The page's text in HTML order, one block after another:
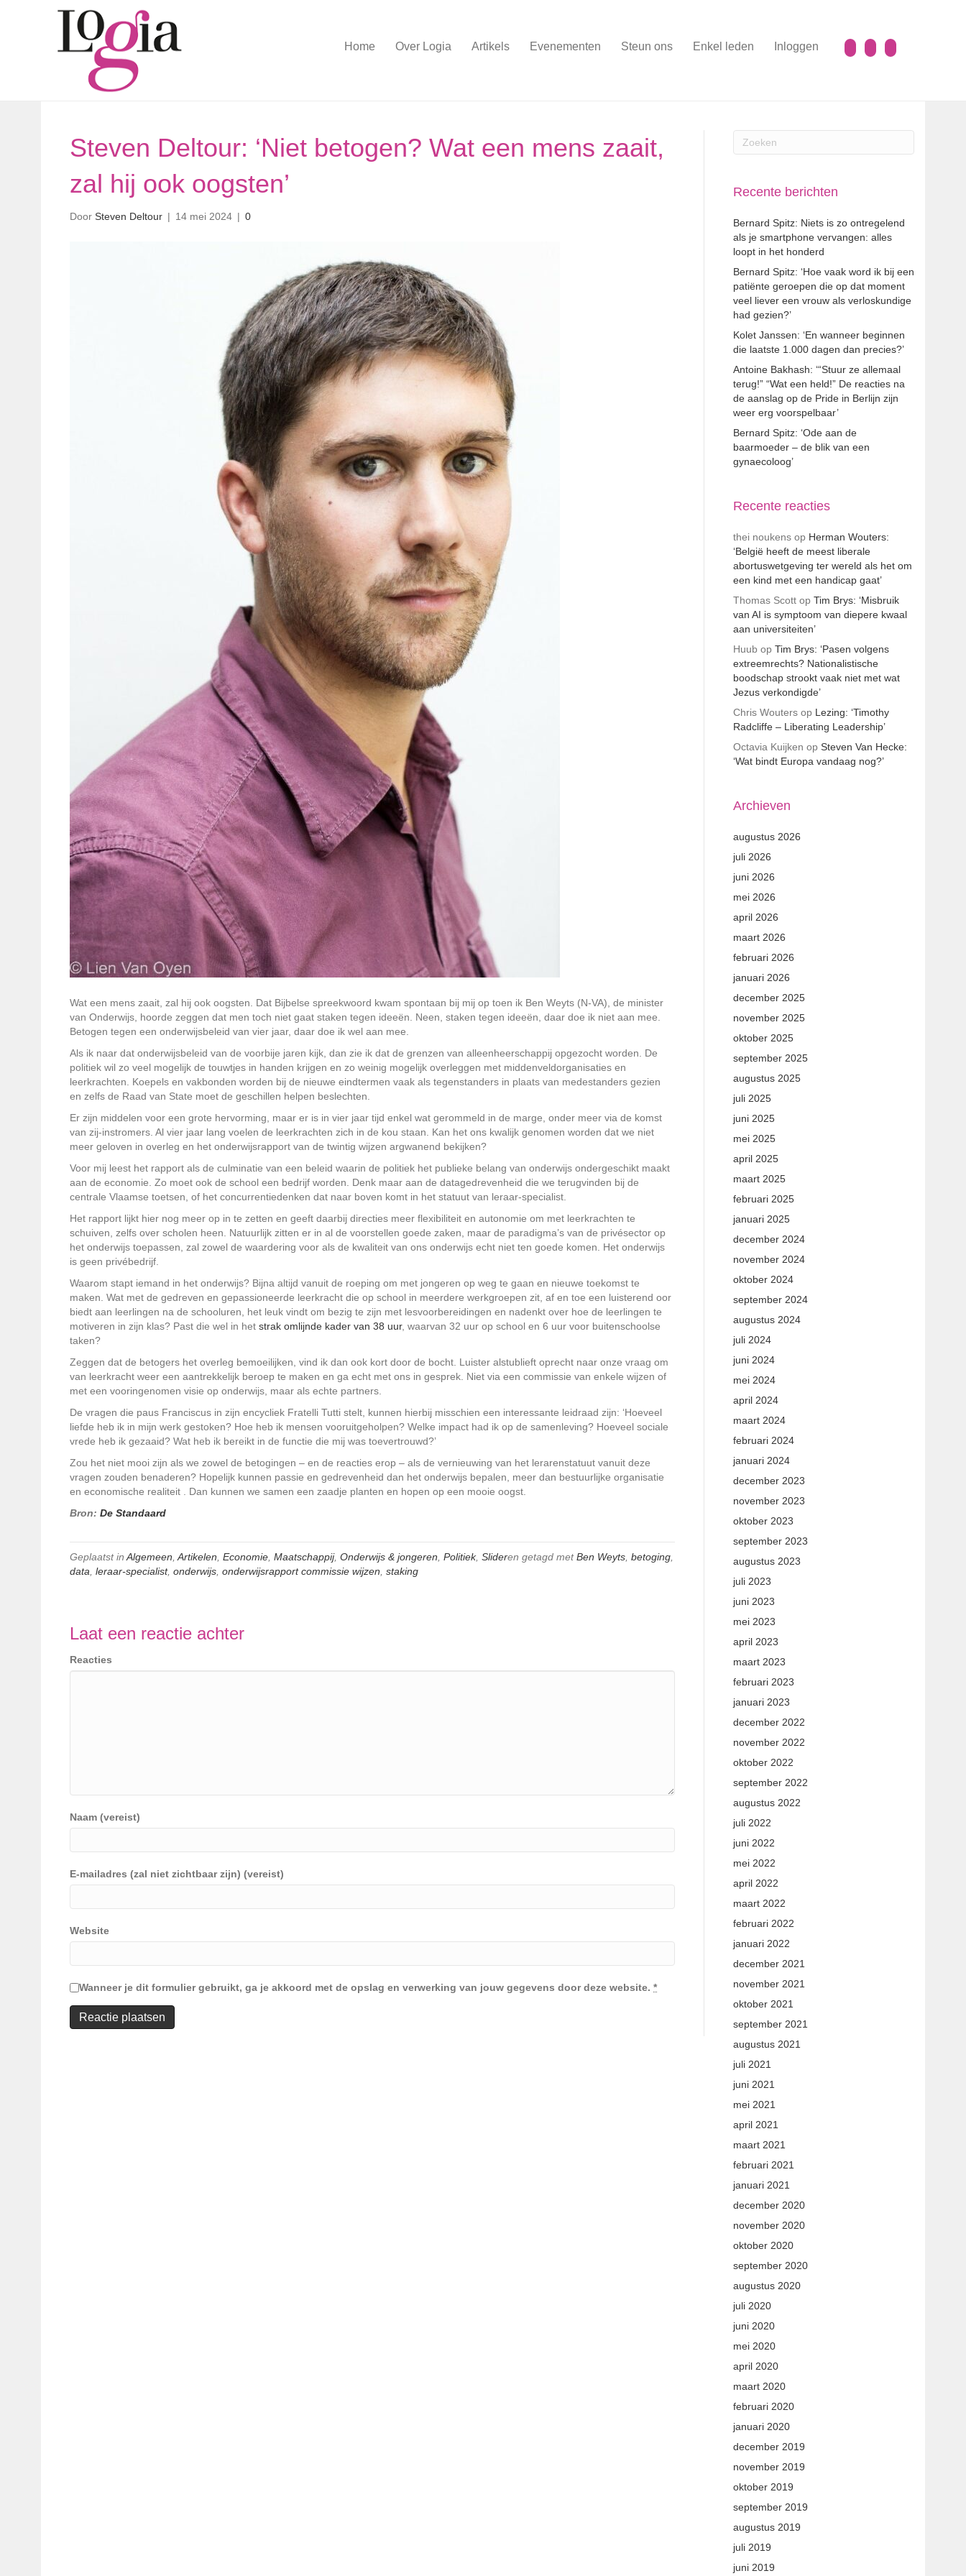
Home Over Logia Artikels Evenementen Steun ons Enkel leden Inloggen
Steven Deltour: ‘Niet betogen? Wat een mens zaait,
zal hij ook oogsten’
Door Steven Deltour | 14 mei 2024 | 0
Wat een mens zaait, zal hij ook oogsten. Dat Bijbelse spreekwoord kwam spontaan bij mij op toen ik Ben Weyts (N-VA), de minister
van Onderwijs, hoorde zeggen dat men toch niet gaat staken tegen ideeën. Neen, staken tegen ideeën, daar doe ik niet aan mee.
Betogen tegen een onderwijsbeleid van vier jaar, daar doe ik wel aan mee.
Als ik naar dat onderwijsbeleid van de voorbije jaren kijk, dan zie ik dat de grenzen van alleenheerschappij opgezocht worden. De
politiek wil zo veel mogelijk de touwtjes in handen krijgen en zo weinig mogelijk overleggen met middenveldorganisaties en
leerkrachten. Koepels en vakbonden worden bij de nieuwe eindtermen vaak als tegenstanders in plaats van medestanders gezien
en zelfs de Raad van State moet de geschillen helpen beslechten.
Er zijn middelen voor een grote hervorming, maar er is in vier jaar tijd enkel wat gerommeld in de marge, onder meer via de komst
van zij-instromers. Al vier jaar lang voelen de leerkrachten zich in de kou staan. Kan het ons kwalijk genomen worden dat we niet
meer geloven in overleg en het onderwijsrapport van de twintig wijzen argwanend bekijken?
Voor mij leest het rapport als de culminatie van een beleid waarin de politiek het publieke belang van onderwijs ondergeschikt maakt
aan de economie. Zo moet ook de school een bedrijf worden. Denk maar aan de datagedrevenheid die we terugvinden bij de
centrale Vlaamse toetsen, of het concurrentiedenken dat naar boven komt in het statuut van leraar-specialist.
Het rapport lijkt hier nog meer op in te zetten en geeft daarbij directies meer flexibiliteit en autonomie om met leerkrachten te
schuiven, zelfs over scholen heen. Natuurlijk zitten er in al de voorstellen goede zaken, maar de paradigma’s van de privésector op
het onderwijs toepassen, zal zowel de waardering voor als de kwaliteit van ons onderwijs echt niet ten goede komen. Het onderwijs
is geen privébedrijf.
Waarom stapt iemand in het onderwijs? Bijna altijd vanuit de roeping om met jongeren op weg te gaan en nieuwe toekomst te
maken. Wat met de gedreven en gepassioneerde leerkracht die op school in meerdere werkgroepen zit, af en toe een luisterend oor
biedt aan leerlingen na de schooluren, het leuk vindt om bezig te zijn met lesvoorbereidingen en nadenkt over hoe de leerlingen te
motiveren in zijn klas? Past die wel in het strak omlijnde kader van 38 uur, waarvan 32 uur op school en 6 uur voor buitenschoolse
taken?
Zeggen dat de betogers het overleg bemoeilijken, vind ik dan ook kort door de bocht. Luister alstublieft oprecht naar onze vraag om
van leerkracht weer een aantrekkelijk beroep te maken en ga echt met ons in gesprek. Niet via een commissie van enkele wijzen of
met een vooringenomen visie op onderwijs, maar als echte partners.
De vragen die paus Franciscus in zijn encycliek Fratelli Tutti stelt, kunnen hierbij misschien een interessante leidraad zijn: ‘Hoeveel
liefde heb ik in mijn werk gestoken? Hoe heb ik mensen vooruitgeholpen? Welke impact had ik op de samenleving? Hoeveel sociale
vrede heb ik gezaaid? Wat heb ik bereikt in de functie die mij was toevertrouwd?’
Zou het niet mooi zijn als we zowel de betogingen – en de reacties erop – als de vernieuwing van het lerarenstatuut vanuit deze
vragen zouden benaderen? Hopelijk kunnen passie en gedrevenheid dan het onderwijs bepalen, meer dan bestuurlijke organisatie
en economische realiteit . Dan kunnen we samen een zaadje planten en hopen op een mooie oogst.
Bron: De Standaard
Geplaatst in Algemeen Artikelen Economie Maatschappij, Onderwijs & jongeren Politiek, Slideren getagd metBen Weyts betoging
data leraar-specialist, onderwijs onderwijsrapport commissie wijzen staking
Laat een reactie achter
Reacties
Naam (vereist)
E-mailadres (zal niet zichtbaar zijn) (vereist)
Website
Wanneer je dit formulier gebruikt, ga je akkoord met de opslag en verwerking van jouw gegevens door deze website. *
Recente berichten
Bernard Spitz: Niets is zo ontregelend
als je smartphone vervangen: alles
loopt in het honderd
Bernard Spitz: ‘Hoe vaak word ik bij een
patiënte geroepen die op dat moment
veel liever een vrouw als verloskundige
had gezien?’
Kolet Janssen: ‘En wanneer beginnen
die laatste 1.000 dagen dan precies?’
Antoine Bakhash: ‘“Stuur ze allemaal
terug!” “Wat een held!” De reacties na
de aanslag op de Pride in Berlijn zijn
weer erg voorspelbaar’
Bernard Spitz: ‘Ode aan de
baarmoeder – de blik van een
gynaecoloog’
Recente reacties
thei noukensop Herman Wouters:
‘België heeft de meest liberale
abortuswetgeving ter wereld als het om
een kind met een handicap gaat’
Thomas Scottop Tim Brys: ‘Misbruik
van AI is symptoom van diepere kwaal
aan universiteiten’
Huubop Tim Brys: ‘Pasen volgens
extreemrechts? Nationalistische
boodschap strookt vaak niet met wat
Jezus verkondigde’
Chris Woutersop Lezing: ‘Timothy
Radcliffe – Liberating Leadership’
Octavia Kuijken op Steven Van Hecke:
‘Wat bindt Europa vandaag nog?’
Archieven
augustus 2026
juli 2026
juni 2026
mei 2026
april 2026
maart 2026
februari 2026
januari 2026
december 2025
november 2025
oktober 2025
september 2025
augustus 2025
juli 2025
juni 2025
mei 2025
april 2025
maart 2025
februari 2025
januari 2025
december 2024
november 2024
oktober 2024
september 2024
augustus 2024
juli 2024
juni 2024
mei 2024
april 2024
maart 2024
februari 2024
januari 2024
december 2023
november 2023
oktober 2023
september 2023
augustus 2023
juli 2023
juni 2023
mei 2023
april 2023
maart 2023
februari 2023
januari 2023
december 2022
november 2022
oktober 2022
september 2022
augustus 2022
juli 2022
juni 2022
mei 2022
april 2022
maart 2022
februari 2022
januari 2022
december 2021
november 2021
oktober 2021
september 2021
augustus 2021
juli 2021
juni 2021
mei 2021
april 2021
maart 2021
februari 2021
januari 2021
december 2020
november 2020
oktober 2020
september 2020
augustus 2020
juli 2020
juni 2020
mei 2020
april 2020
maart 2020
februari 2020
januari 2020
december 2019
november 2019
oktober 2019
september 2019
augustus 2019
juli 2019
juni 2019